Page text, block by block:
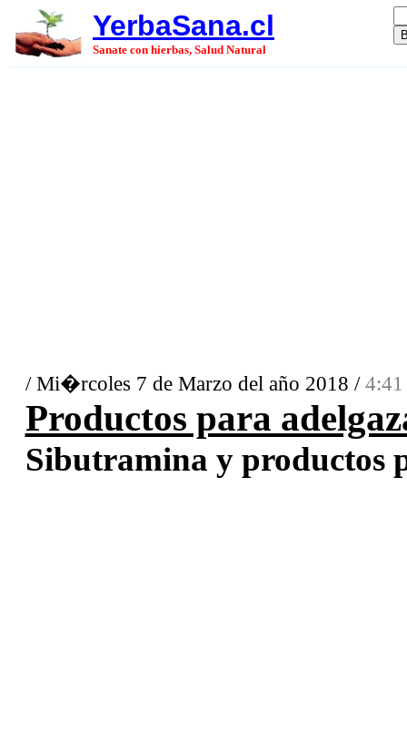
YerbaSana.cl
Sanate con hierbas, Salud Natural
/ Mi�rcoles 7 de Marzo del año 2018 /
Productos para
Sibutramina y productos